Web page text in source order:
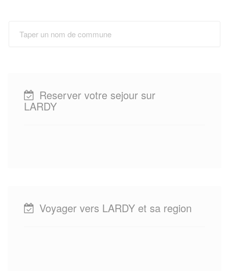
Reserver votre sejour sur
LARDY
Voyager vers LARDY et sa region